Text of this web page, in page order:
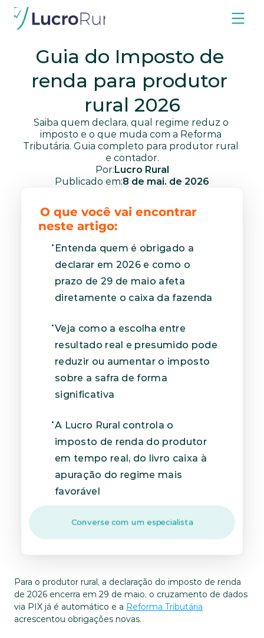
Guia do Imposto de
renda para produtor
rural 2026
Saiba quem declara, qual regime reduz o
imposto e o que muda com a Reforma
Tributária. Guia completo para produtor rural
e contador.
Por:Lucro Rural
Publicado em:8 de mai. de 2026
O que você vai encontrar
neste artigo:
Entenda quem é obrigado a
declarar em 2026 e como o
prazo de 29 de maio afeta
diretamente o caixa da fazenda
Veja como a escolha entre
resultado real e presumido pode
reduzir ou aumentar o imposto
sobre a safra de forma
significativa
A Lucro Rural controla o
imposto de renda do produtor
em tempo real, do livro caixa à
apuração do regime mais
favorável
Converse com um especialista
Para o produtor rural, a declaração do imposto de renda
de 2026 encerra em 29 de maio, o cruzamento de dados
via PIX já é automático e a Reforma Tributária
acrescentou obrigações novas.